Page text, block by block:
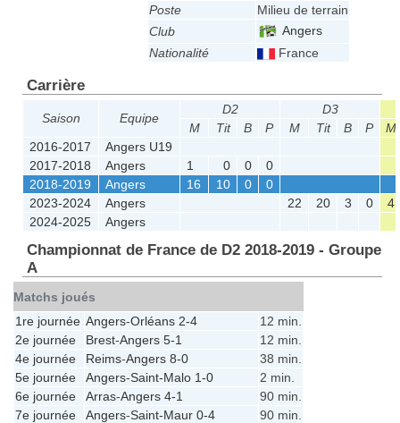
Poste
Milieu de terrain
Club
Angers
Nationalité
France
Carrière
Saison Equipe
D2
D3
M
Tit B P M Tit B P
M
2016-2017
Angers U19
2017-2018
Angers 1 0 0
0
2018-2019
Angers 16 10 0
0
2023-2024
Angers 22 20 3 0
4
2024-2025
Angers
Championnat de France de D2 2018-2019 - Groupe
A
Matchs joués
1re journée Angers-Orléans 2-4
12 min.
2e journée
Brest-Angers 5-1
12 min.
4e journée
Reims-Angers 8-0
38 min.
5e journée
Angers-Saint-Malo 1-0
2 min.
6e journée
Arras-Angers 4-1
90 min.
7e journée
Angers-Saint-Maur 0-4
90 min.